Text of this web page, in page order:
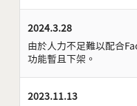
2024.3.28
由於人力不足難以配合
功能暫且下架。
2023.11.13